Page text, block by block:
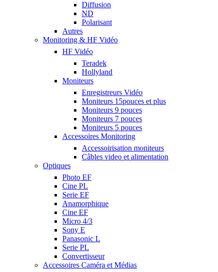
Diffusion
ND
Polarisant
Autres
Monitoring & HF Vidéo
HF Vidéo
Teradek
Hollyland
Moniteurs
Enregistreurs Vidéo
Moniteurs 15pouces et plus
Moniteurs 9 pouces
Moniteurs 7 pouces
Moniteurs 5 pouces
Accessoires Monitoring
Accessoirisation moniteurs
Câbles video et alimentation
Optiques
Photo EF
Cine PL
Serie EF
Anamorphique
Cine EF
Micro 4/3
Sony E
Panasonic L
Serie PL
Convertisseur
Accessoires Caméra et Médias